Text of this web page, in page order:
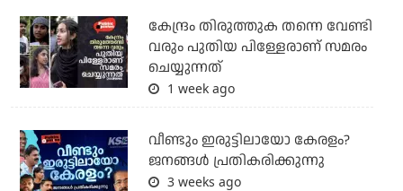
കേന്ദ്രം തിരുത്തുക തന്നെ വേണ്ടി
വരും പുതിയ പിള്ളേരാണ് സമരം
ചെയ്യുന്നത്
1 week ago
വീണ്ടും ഇരുട്ടിലായോ കേരളം?
ജനങ്ങൾ പ്രതികരിക്കുന്നു
3 weeks ago